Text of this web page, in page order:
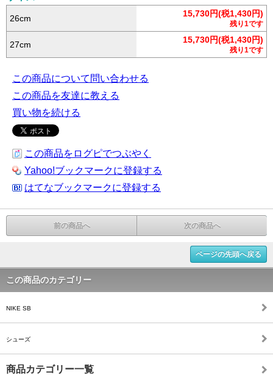
26cm 15,730円(税1,430円)
残り1です
27cm 15,730円(税1,430円)
残り1です
この商品について問い合わせる
この商品を友達に教える
買い物を続ける
この商品をログピでつぶやく
Yahoo!ブックマークに登録する
はてなブックマークに登録する
前の商品へ 次の商品へ
ページの先頭へ戻る
この商品のカテゴリー
NIKE SB
シューズ
商品カテゴリー一覧